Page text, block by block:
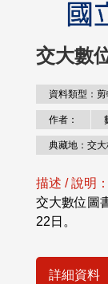
交大數
資料類型：
作者：
典藏地：交大
描述 / 說明：
交大數位圖
22日。
詳細資料